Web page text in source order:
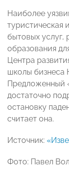
Наиболее
туристическая
бытовых услуг,
образования
Центра
школы
достаточно
остановку
считает она.
Источник:
Фото: Павел